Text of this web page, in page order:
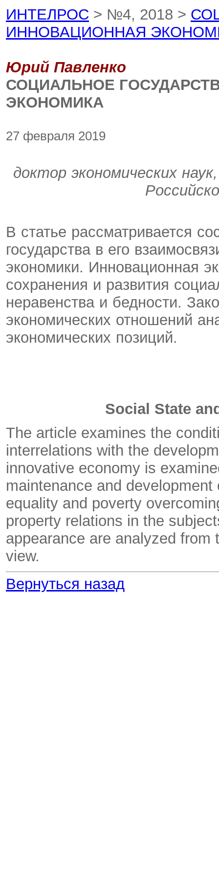
ИНТЕЛРОС > №4, 2018 >
ИННОВАЦИОННАЯ
Юрий Павленко
СОЦИАЛЬНОЕ
ЭКОНОМИКА
27 февраля 2019
доктор экономических
В статье рассматривается
государства в его
экономики. Инновационная
сохранения и развития
неравенства и бедности.
экономических отношений
экономических позиций.
Social State
The article examines the
interrelations with the
innovative economy is
maintenance and
equality and poverty
property relations in the
appearance are analyzed
view.
Вернуться назад